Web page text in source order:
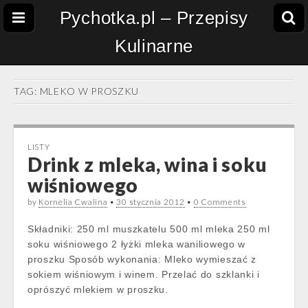
Pychotka.pl – Przepisy
Kulinarne
TAG: MLEKO W PROSZKU
LISTY
Drink z mleka, wina i soku
wiśniowego
by Kornelia Cwalina •30 stycznia 2012 • 0 Comments
Składniki: 250 ml muszkatelu 500 ml mleka 250 ml
soku wiśniowego 2 łyżki mleka waniliowego w
proszku Sposób wykonania: Mleko wymieszać z
sokiem wiśniowym i winem. Przelać do szklanki i
oprószyć mlekiem w proszku.